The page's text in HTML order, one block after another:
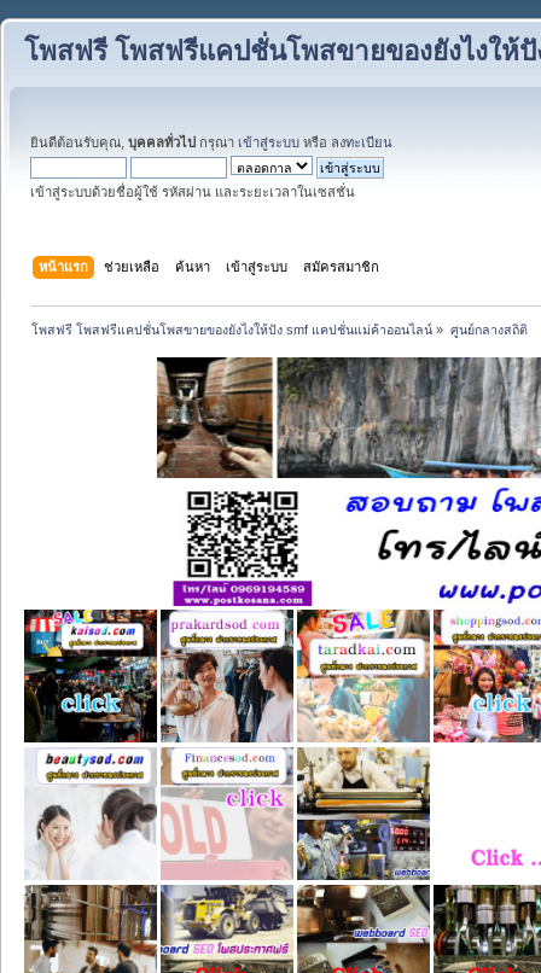
โพสฟรี โพสฟรีแคปชั่นโพสขายของยังไงให้
ยินดีต้อนรับคุณ, บุคคลทั่วไป กรุณา เข้าสู่ระบบ หรือ ลงทะเบียน
เข้าสู่ระบบด้วยชื่อผู้ใช้ รหัสผ่าน และระยะเวลาในเซสชั่น
หน้าแรก ช่วยเหลือ ค้นหา เข้าสู่ระบบ สมัครสมาชิก
โพสฟรี โพสฟรีแคปชั่นโพสขายของยังไงให้ปัง smf แคปชั่นแม่ค้าออนไลน์ » ศูนย์กลางสถิติ